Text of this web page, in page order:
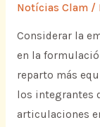
Notícias Clam/
Considerar la
en la
reparto más
los integrantes
articulaciones